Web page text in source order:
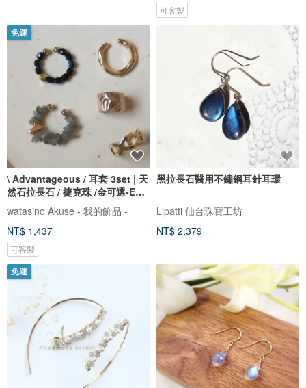
可客製
免運
\ Advantageous / 耳套 3set | 天
然石拉長石 / 捷克珠 /金可選-EC-
Set7-1
watasino Akuse - 我的飾品 -
NT$ 1,437
可客製
黑拉長石醫用不鏽鋼耳針耳環
Lipatti 仙台珠寶工坊
NT$ 2,379
免運